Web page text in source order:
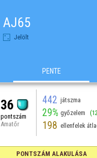
AJ65
Jelölt
PENTE
36
pontszám
Amatőr
442 játszma
29% győzelem
198 ellenfelek
PONTSZÁM ALAKULÁSA